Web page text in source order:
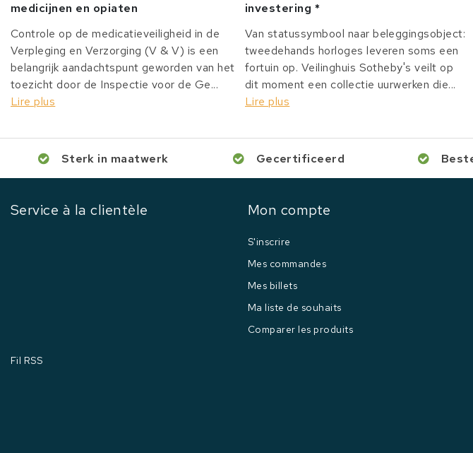
medicijnen en opiaten
Controle op de medicatieveiligheid in de
Verpleging en Verzorging (V & V) is een
belangrijk aandachtspunt geworden van het
toezicht door de Inspectie voor de Ge...
Lire plus
investering *
Van statussymbool naar beleggingsobject:
tweedehands horloges leveren soms een
fortuin op. Veilinghuis Sotheby's veilt op
dit moment een collectie uurwerken die...
Lire plus
Sterk in maatwerk Gecertificeerd
Service à la clientèle
Fil RSS
Mon compte
S'inscrire
Mes commandes
Mes billets
Ma liste de souhaits
Comparer les produits